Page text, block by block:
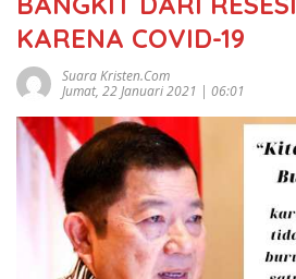
KARENA COVID-19
Suara Kristen.com
Jumat, 22 Januari 2021 | 06:01